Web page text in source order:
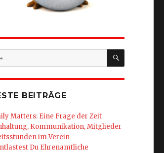
SUCHEN
BEITRÄGE
Matters: Eine Frage der Zeit
Kommunikation, Mitglieder
im Verein
Du Ehrenamtliche